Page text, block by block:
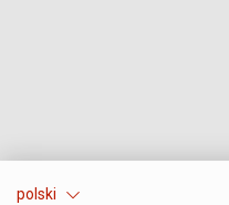
polski